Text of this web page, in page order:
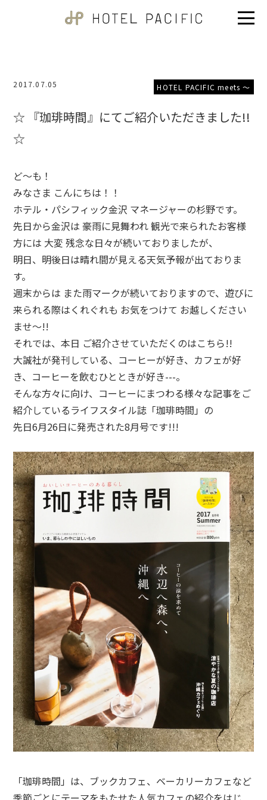
2017.07.05 HOTEL PACIFIC meets ～
☆ 『珈琲時間』にてご紹介いただきました!!
☆
ど～も！
みなさま こんにちは！！
ホテル・パシフィック金沢 マネージャーの杉野です。
先日から金沢は 豪雨に見舞われ 観光で来られたお客様
方には 大変 残念な日々が続いておりましたが、
明日、明後日は晴れ間が見える天気予報が出ておりま
す。
週末からは また雨マークが続いておりますので、遊びに
来られる際はくれぐれも お気をつけて お越しください
ませ～!!
それでは、本日 ご紹介させていただくのはこちら!!
大誠社が発刊している、コーヒーが好き、カフェが好
き、コーヒーを飲むひとときが好き---。
そんな方々に向け、コーヒーにまつわる様々な記事をご
紹介しているライフスタイル誌「珈琲時間 」の
先日6月26日に発売された8月号です!!!
「珈琲時間」は、ブックカフェ、ベーカリーカフェなど